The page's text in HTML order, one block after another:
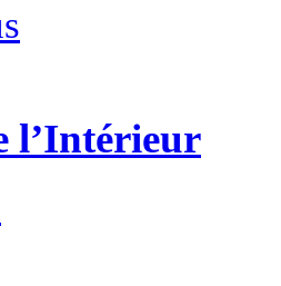
l’Intérieur